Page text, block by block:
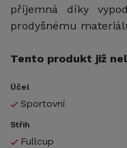
příjemná díky
prodyšnému
Tento produkt již
Účel
Sportovní
Střih
Fullcup